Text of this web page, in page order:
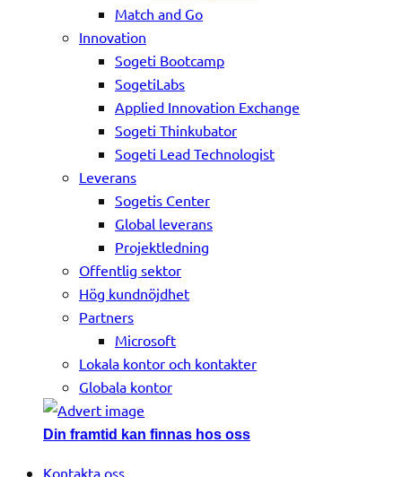
Match and Go
Innovation
Sogeti Bootcamp
SogetiLabs
Applied Innovation Exchange
Sogeti Thinkubator
Sogeti Lead Technologist
Leverans
Sogetis Center
Global leverans
Projektledning
Offentlig sektor
Hög kundnöjdhet
Partners
Microsoft
Lokala kontor och kontakter
Globala kontor
Din framtid kan finnas hos oss
Kontakta oss